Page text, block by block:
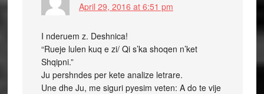
April 29, 2016 at 6:51 pm
I nderuem z. Deshnica!
“Rueje lulen kuq e zi/ Qi s’ka shoqen n’ket
Shqipni.”
Ju pershndes per kete analize letrare.
Une dhe Ju, me siguri pyesim veten: A do te vije